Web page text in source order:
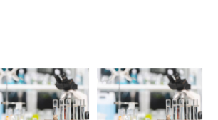
Aparelhos de Vidro para
Aparelhos de Vidro para
Aparelhos de Vidro